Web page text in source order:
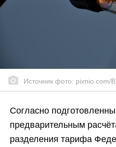
Источник фото: pixnio.com/
Согласно
предварительным
разделения тарифа